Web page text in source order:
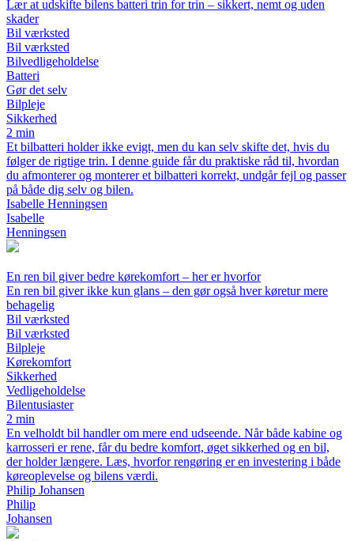
Lær at udskifte bilens batteri trin for trin – sikkert, nemt og uden
skader
Bil værksted
Bil værksted
Bilvedligeholdelse
Batteri
Gør det selv
Bilpleje
Sikkerhed
2 min
Et bilbatteri holder ikke evigt, men du kan selv skifte det, hvis du
følger de rigtige trin. I denne guide får du praktiske råd til, hvordan
du afmonterer og monterer et bilbatteri korrekt, undgår fejl og passer
på både dig selv og bilen.
Isabelle Henningsen
Isabelle
Henningsen
En ren bil giver bedre kørekomfort – her er hvorfor
En ren bil giver ikke kun glans – den gør også hver køretur mere
behagelig
Bil værksted
Bil værksted
Bilpleje
Kørekomfort
Sikkerhed
Vedligeholdelse
Bilentusiaster
2 min
En velholdt bil handler om mere end udseende. Når både kabine og
karrosseri er rene, får du bedre komfort, øget sikkerhed og en bil,
der holder længere. Læs, hvorfor rengøring er en investering i både
køreoplevelse og bilens værdi.
Philip Johansen
Philip
Johansen